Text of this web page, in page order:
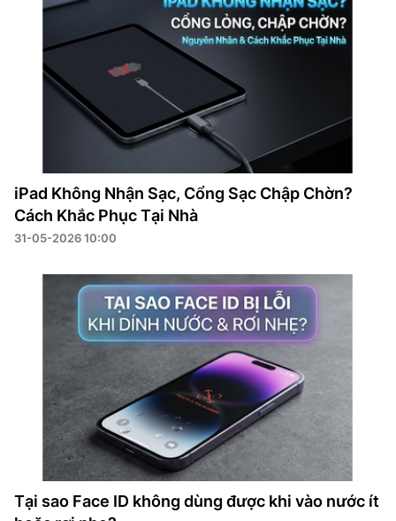
iPad Không Nhận Sạc, Cổng Sạc Chập Chờn?
Cách Khắc Phục Tại Nhà
31-05-2026 10:00
Tại sao Face ID không dùng được khi vào nước ít